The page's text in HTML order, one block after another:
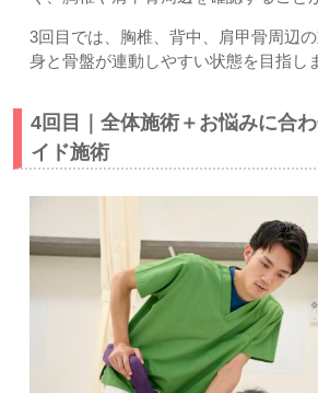
3回目では、胸椎、背中、肩甲骨周辺
身と骨盤が連動しやすい状態を目指し
4回目｜全体施術＋お悩みに合
イド施術